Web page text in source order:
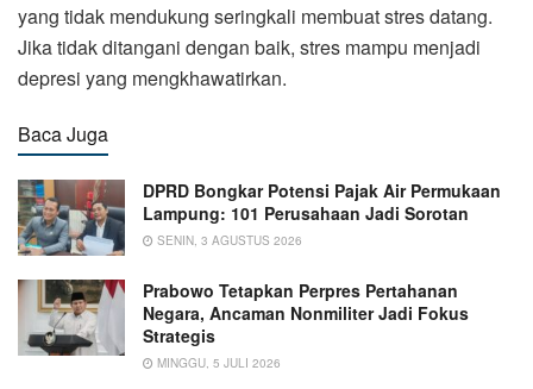
yang tidak mendukung seringkali membuat stres datang.
Jika tidak ditangani dengan baik, stres mampu menjadi
depresi yang mengkhawatirkan.
Baca Juga
DPRD Bongkar Potensi Pajak Air Permukaan
Lampung: 101 Perusahaan Jadi Sorotan
SENIN, 3 AGUSTUS 2026
Prabowo Tetapkan Perpres Pertahanan
Negara, Ancaman Nonmiliter Jadi Fokus
Strategis
MINGGU, 5 JULI 2026